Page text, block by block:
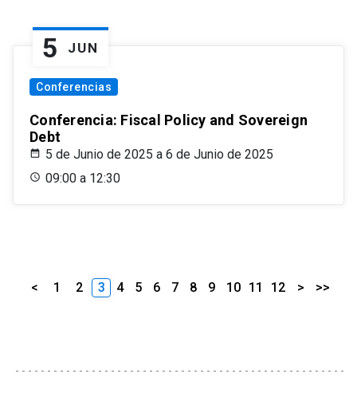
5 JUN
Conferencias
Conferencia: Fiscal Policy and Sovereign
Debt
5 de Junio de 2025 a 6 de Junio de 2025
09:00 a 12:30
< 1 2 3 4 5 6 7 8 9 10 11 12 > >>